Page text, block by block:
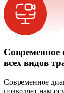
Современное
всех видов
Современное
позволяет нам